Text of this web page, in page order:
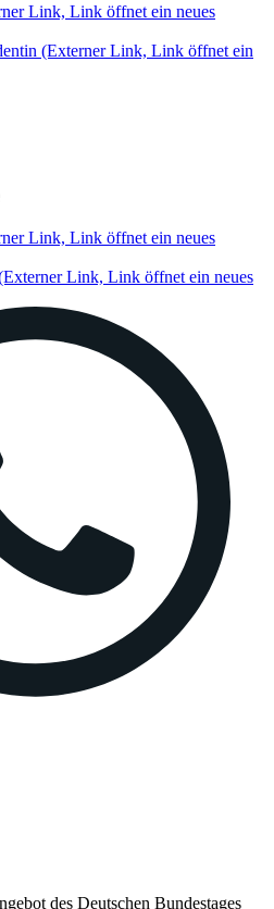
Link, Link öffnet ein neues
(Externer Link, Link öffnet ein
Link, Link öffnet ein neues
Link, Link öffnet ein neues
des Deutschen Bundestages